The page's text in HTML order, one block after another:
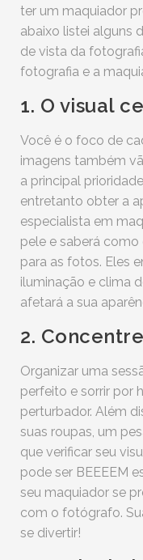
ter um maquiador
abaixo listei alguns
de vista da
fotografia e a
1. O visual
Você é o foco de
imagens também
a principal
entretanto obter a
especialista em
pele e saberá
para as fotos. Eles
iluminação e clima
afetará a sua
2.
Organizar uma
perfeito e sorrir por
perturbador. Além
suas roupas, um
que verificar seu
pode ser BEEEEM
seu maquiador se
com o fotógrafo.
se divertir!